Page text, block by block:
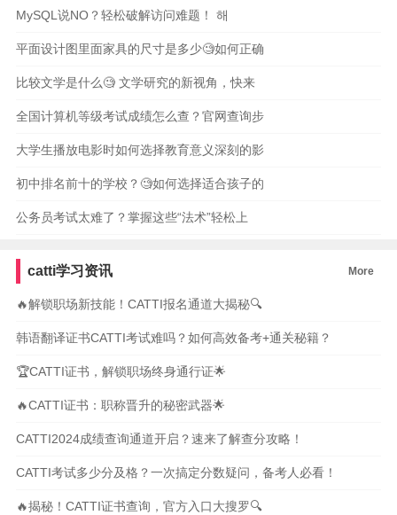
MySQL说NO？轻松破解访问难题！ 해
平面设计图里面家具的尺寸是多少🧐如何正确
比较文学是什么🧐 文学研究的新视角，快来
全国计算机等级考试成绩怎么查？官网查询步
大学生播放电影时如何选择教育意义深刻的影
初中排名前十的学校？🧐如何选择适合孩子的
公务员考试太难了？掌握这些“法术”轻松上
catti学习资讯 More
🔥解锁职场新技能！CATTI报名通道大揭秘🔍
韩语翻译证书CATTI考试难吗？如何高效备考+通关秘籍？
🏆CATTI证书，解锁职场终身通行证🌟
🔥CATTI证书：职称晋升的秘密武器🌟
CATTI2024成绩查询通道开启？速来了解查分攻略！
CATTI考试多少分及格？一次搞定分数疑问，备考人必看！
🔥揭秘！CATTI证书查询，官方入口大搜罗🔍